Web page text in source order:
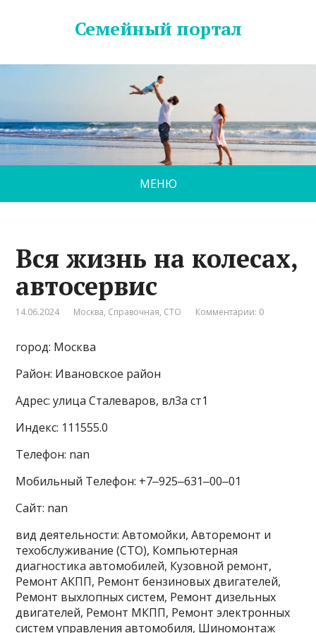
Семейный портал
МЕНЮ
Вся жизнь на колесах,
автосервис
14.06.2024 Москва, Справочная, СТО Комментарии: 0
город: Москва
Район: Ивановское район
Адрес: улица Сталеваров, вл3а ст1
Индекс: 111555.0
Телефон: nan
Мобильный Телефон: +7‒925‒631‒00‒01
Сайт: nan
вид деятельности: Автомойки, Авторемонт и
техобслуживание (СТО), Компьютерная
диагностика автомобилей, Кузовной ремонт,
Ремонт АКПП, Ремонт бензиновых двигателей,
Ремонт выхлопных систем, Ремонт дизельных
двигателей, Ремонт МКПП, Ремонт электронных
систем управления автомобиля, Шиномонтаж